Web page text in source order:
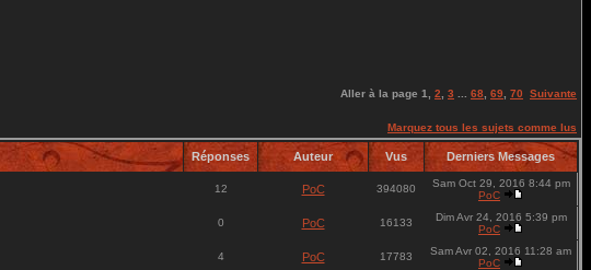
Aller à la page 1 2 3 68 69 70 Suivante
Marquez tous les sujets comme lus
Réponses Auteur Vus Derniers Messages
12 PoC 394080
Sam Oct 29, 2016 8:44 pm
PoC
0 PoC 16133
Dim Avr 24, 2016 5:39 pm
PoC
4 PoC 17783
Sam Avr 02, 2016 11:28 am
PoC